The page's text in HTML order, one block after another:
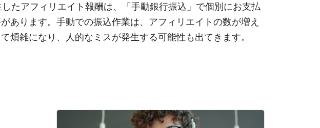
たアフィリエイト報酬は、「手動銀行振込」で個別にお支払
あります。手動での振込作業は、アフィリエイトの数が増え
煩雑になり、人的なミスが発生する可能性も出てきます。